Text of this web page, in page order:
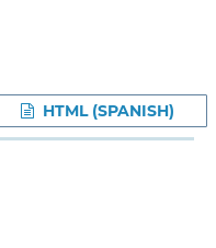
HTML (SPANISH)